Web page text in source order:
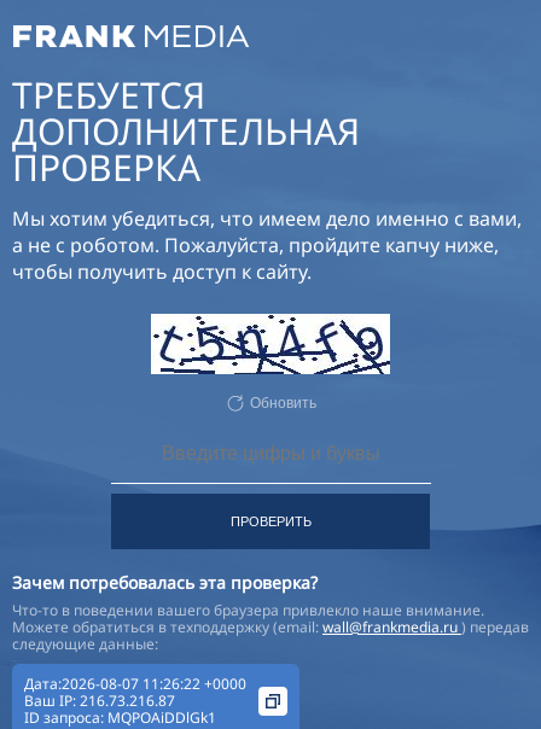
ТРЕБУЕТСЯ
ДОПОЛНИТЕЛЬНАЯ
ПРОВЕРКА
Мы хотим убедиться, что имеем дело именно с вами,
а не с роботом. Пожалуйста, пройдите капчу ниже,
чтобы получить доступ к сайту.
Обновить
ПРОВЕРИТЬ
Зачем потребовалась эта проверка?
Что-то в поведении вашего браузера привлекло наше внимание.
Можете обратиться в техподдержку (email:wall@frankmedia.ru) передав
следующие данные:
Дата:2026-08-07 11:26:22 +0000
Ваш IP:216.73.216.87
ID запроса: MQPOAiDDlGk1